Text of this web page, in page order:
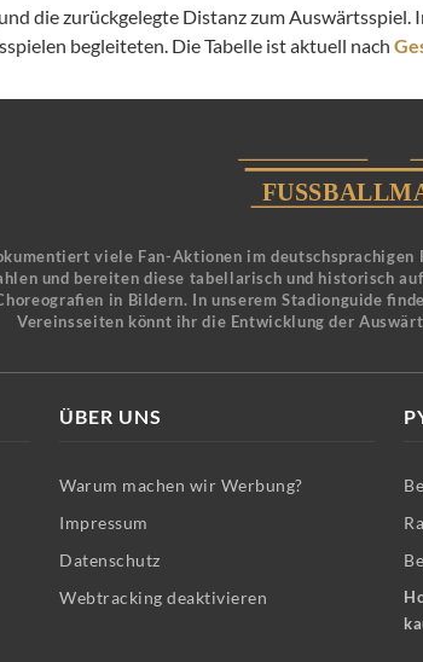
die zurückgelegte Distanz zum
begleiteten. Die Tabelle ist aktuell nach
viele Fan-Aktionen im
und bereiten diese tabellarisch und historisch
in Bildern. In unserem Stadionguide
Vereinsseiten könnt ihr die Entwicklung der
ÜBER UNS
Warum machen wir Werbung?
Impressum
Datenschutz
Webtracking deaktivieren